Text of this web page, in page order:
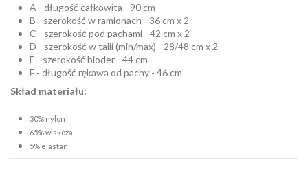
A - długość całkowita - 90 cm
B - szerokość w ramionach - 36 cm x 2
C - szerokość pod pachami - 42 cm x 2
D - szerokość w talii (min/max) - 28/48 cm x 2
E - szerokość bioder - 44 cm
F - długość rękawa od pachy - 46 cm
Skład materiału:
30% nylon
65% wiskoza
5% elastan